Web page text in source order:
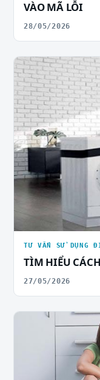
VÀO MÃ LỖI
28/05/2026
TƯ VẤN SỬ DỤNG
TÌM HIỂU
27/05/2026